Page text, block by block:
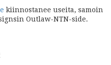
kiinnostanee useita, samoin
Outlaw-NTN-side.